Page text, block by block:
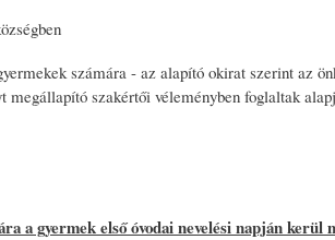
számára - az alapító okirat szerint az
megállapító szakértői véleményben foglaltak
a gyermek első óvodai nevelési napján kerül